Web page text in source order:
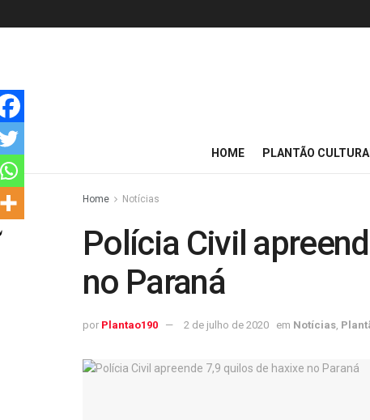
HOME PLANTÃO
Home Notícias
Polícia Civil
no Paraná
por Plantao190 2 de julho de 2020 em Notícias